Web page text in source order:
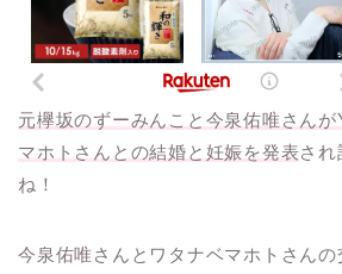
元欅坂のずーみんこと今泉佑唯さん
マホトさんとの結婚と妊娠を発表さ
ね！
今泉佑唯さんとワタナベマホトさん